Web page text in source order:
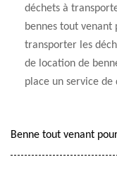
déchets à
bennes tout
transporter les
de location de
place un service de
Benne tout venant